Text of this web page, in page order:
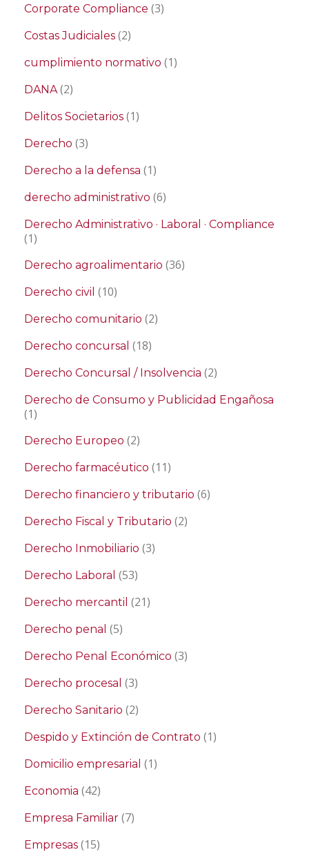
Corporate Compliance (3)
Costas Judiciales (2)
cumplimiento normativo (1)
DANA(2)
Delitos Societarios (1)
Derecho (3)
Derecho a la defensa (1)
derecho administrativo (6)
Derecho Administrativo · Laboral · Compliance
(1)
Derecho agroalimentario (36)
Derecho civil (10)
Derecho comunitario (2)
Derecho concursal (18)
Derecho Concursal / Insolvencia (2)
Derecho de Consumo y Publicidad Engañosa
(1)
Derecho Europeo (2)
Derecho farmacéutico (11)
Derecho financiero y tributario (6)
Derecho Fiscal y Tributario (2)
Derecho Inmobiliario (3)
Derecho Laboral (53)
Derecho mercantil (21)
Derecho penal (5)
Derecho Penal Económico (3)
Derecho procesal (3)
Derecho Sanitario (2)
Despido y Extinción de Contrato (1)
Domicilio empresarial (1)
Economia (42)
Empresa Familiar (7)
Empresas (15)